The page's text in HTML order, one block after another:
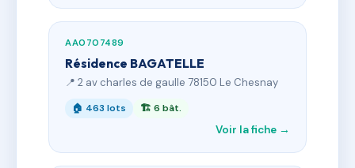
AA0707489
Résidence BAGATELLE
📍 2 av charles de gaulle 78150 Le Chesnay
🏠 463 lots 🏗 6 bât.
Voir la fiche →